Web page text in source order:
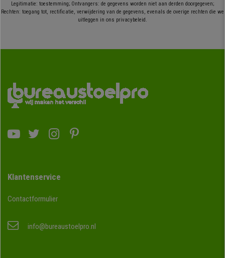
Legitimatie: toestemming; Ontvangers: de gegevens worden niet aan derden doorgegeven;
Rechten: toegang tot, rectificatie, verwijdering van de gegevens, evenals de overige rechten die we
uitleggen in ons privacybeleid.
Klantenservice
Contactformulier
info@bureaustoelpro.nl